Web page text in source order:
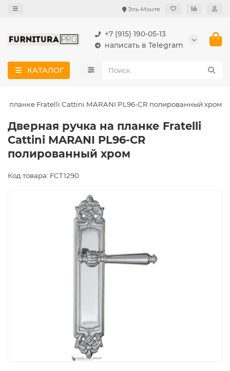
Эль-Монте
+7 (915) 190-05-13
написать в Telegram
КАТАЛОГ
планке Fratelli Cattini MARANI PL96-CR полированный хром
Дверная ручка на планке Fratelli
Cattini MARANI PL96-CR
полированный хром
Код товара: FCT1290